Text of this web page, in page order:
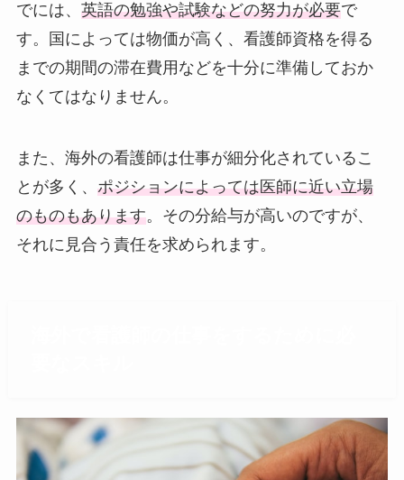
でには、 英語の勉強や試験などの努力が必要で
す。国によっては物価が高く、看護師資格を得る
までの期間の滞在費用などを十分に準備しておか
なくてはなりません。
また、海外の看護師は仕事が細分化されているこ
とが多く、 ポジションによっては医師に近い立場
のものもあります。その分給与が高いのですが、
それに見合う責任を求められます。